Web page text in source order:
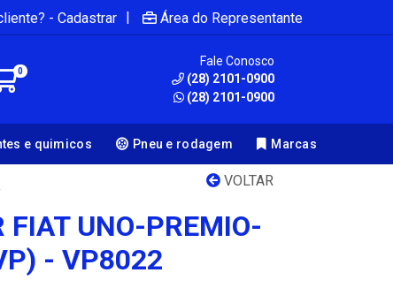
- Cadastrar | Área do Representante
0
Fale Conosco
(28) 2101-0900
(28) 2101-0900
e quimicos Pneu e rodagem Marcas
VOLTAR
FIAT UNO-PREMIO-
- VP8022